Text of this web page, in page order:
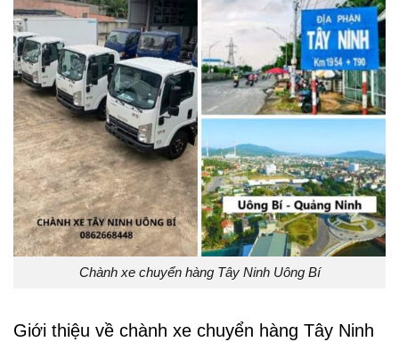
Chành xe chuyển hàng Tây Ninh Uông Bí
Giới thiệu về chành xe chuyển hàng Tây Ninh